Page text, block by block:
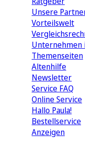
Unsere
Vorteilswelt
Unternehmen
Themenseiten
Altenhilfe
Newsletter
Service FAQ
Online Service
Hallo Paula!
Bestellservice
Anzeigen